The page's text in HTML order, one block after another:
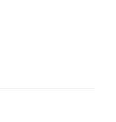
krmivo